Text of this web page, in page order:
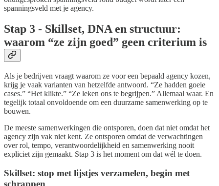
spanningsveld met je agency.
Stap 3 - Skillset, DNA en structuur:
waarom “ze zijn goed” geen criterium is
Als je bedrijven vraagt waarom ze voor een bepaald agency kozen,
krijg je vaak varianten van hetzelfde antwoord. “Ze hadden goeie
cases.” “Het klikte.” “Ze leken ons te begrijpen.” Allemaal waar. En
tegelijk totaal onvoldoende om een duurzame samenwerking op te
bouwen.
De meeste samenwerkingen die ontsporen, doen dat niet omdat het
agency zijn vak niet kent. Ze ontsporen omdat de verwachtingen
over rol, tempo, verantwoordelijkheid en samenwerking nooit
expliciet zijn gemaakt. Stap 3 is het moment om dat wél te doen.
Skillset: stop met lijstjes verzamelen, begin met
schrappen